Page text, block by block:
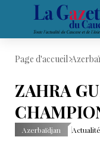
Page d'accueil
ZAHRA
Azerbaïdjan